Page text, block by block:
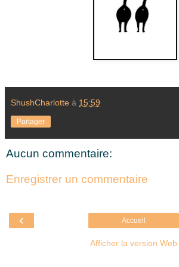
ShushCharlotte à 15:59
Partager
Aucun commentaire:
Enregistrer un commentaire
‹ Accueil
Afficher la version Web